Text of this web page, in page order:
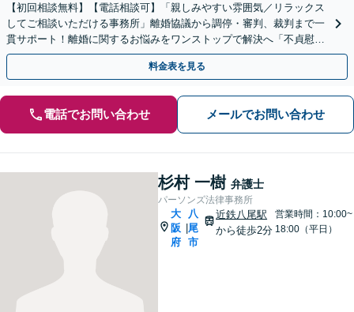
【初回相談無料】【電話相談可】「親しみやすい雰囲気／リラックス
してご相談いただける事務所」離婚協議から調停・審判、裁判まで一
貫サポート！離婚に関するお悩みをワンストップで解決へ「不貞慰謝
料請求など金銭トラブルも相談可」【休日・夜間相談可】
料金表を見る
電話でお問い合わせ メールでお問い合わせ
杉村 一樹 弁護士
パーソンズ法律事務所
大
阪
府
八
尾
市
近鉄八尾駅
から徒歩2分
営業時間：10:00~
18:00（平日）